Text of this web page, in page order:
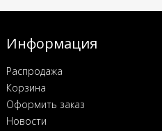
Информация
Распродажа
Корзина
Оформить заказ
Новости